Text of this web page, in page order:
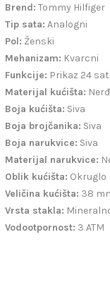
Brend: Tommy Hilfiger
Tip sata: Analogni
Pol: Ženski
Mehanizam: Kvarcni
Funkcije: Prikaz 24
Materijal kućišta:
Boja kućišta: Siva
Boja brojčanika: Siva
Boja narukvice: Siva
Materijal narukvice:
Oblik kućišta: Okruglo
Veličina kućišta: 38
Vrsta stakla:
Vodootpornost: 3 ATM